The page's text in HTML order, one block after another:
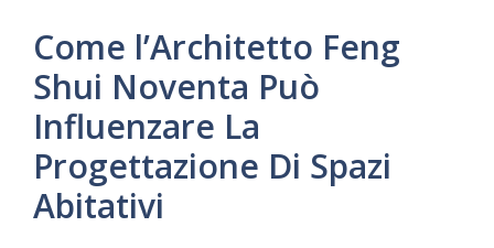
Come l’Architetto Feng
Shui Noventa Può
Influenzare La
Progettazione Di Spazi
Abitativi